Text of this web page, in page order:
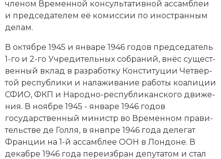
Социально-экономическая история
Специальные исторические дисциплины
СССР
Южная Америка
чле­ном Временной кон­суль­та­тив­ной ас­самб­леи
и председателем её ко­мис­сии по иностранным
де­лам.
В октябре 1945 и январе 1946 годов председатель
1-го и 2-го Уч­ре­дительных со­б­ра­ний, внёс су­ще­ст­
вен­ный вклад в раз­ра­бот­ку Кон­сти­ту­ции Чет­вёр­
той рес­пуб­ли­ки и на­ла­жи­ва­ние ра­бо­ты коа­ли­ции
СФИО, ФКП и На­род­но-рес­пуб­ли­кан­ско­го дви­же­
ния. В но­ябре 1945 - январе 1946 годов
государственный министр во Временном пра­ви­
тель­ст­ве де Гол­ля, в янвпре 1946 года де­ле­гат
Фран­ции на 1-й ас­самб­лее ООН в Лон­до­не. В
декабре 1946 года пе­ре­из­бран де­пу­та­том и стал